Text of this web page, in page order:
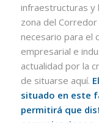
infraestructuras y
zona del
necesario para el
empresarial e
actualidad por la
de situarse aquí.
situado en este
permitirá que